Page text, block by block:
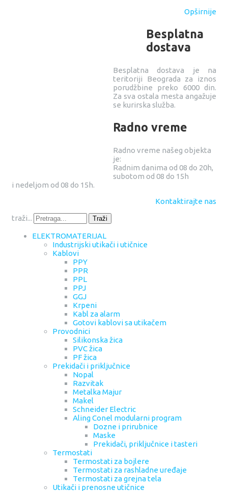
Opširnije
Besplatna
dostava
Besplatna dostava je na
teritoriji Beograda za iznos
porudžbine preko 6000 din.
Za sva ostala mesta angažuje
se kurirska služba.
Radno vreme
Radno vreme našeg objekta
je:
Radnim danima od 08 do 20h,
subotom od 08 do 15h
i nedeljom od 08 do 15h.
Kontaktirajte nas
traži...
Traži
ELEKTROMATERIJAL
Industrijski utikači i utičnice
Kablovi
PPY
PPR
PPL
PPJ
GGJ
Krpeni
Kabl za alarm
Gotovi kablovi sa utikačem
Provodnici
Silikonska žica
PVC žica
PF žica
Prekidači i priključnice
Nopal
Razvitak
Metalka Majur
Makel
Schneider Electric
Aling Conel modularni program
Dozne i prirubnice
Maske
Prekidači, priključnice i tasteri
Termostati
Termostati za bojlere
Termostati za rashladne uređaje
Termostati za grejna tela
Utikači i prenosne utičnice